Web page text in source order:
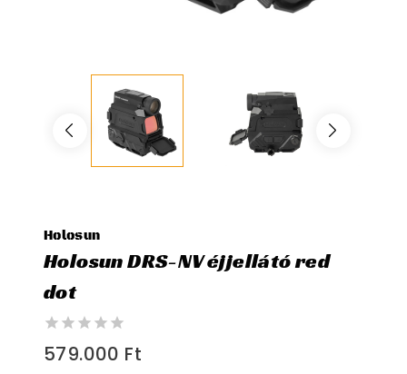
Holosun
Holosun DRS-NV éjjellátó red
dot
0
out
579.000 Ft